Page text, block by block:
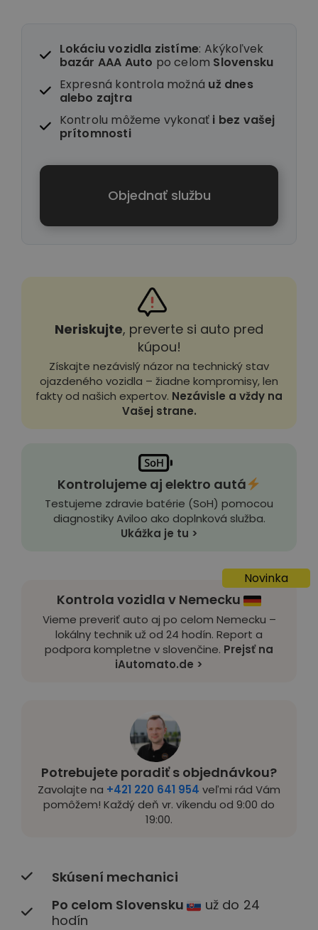
Potrebujete poradiť s objednávkou?
Zavolajte na +421 220 641 954 veľmi rád Vám
pomôžem! Každý deň vr. víkendu od 9:00 do
19:00.
Skúsení mechanici
Po celom Slovensku
už do 24
hodín
Lokáciu vozidla zistíme: Akýkoľvek
bazár AAA Auto po celom Slovensku
Expresná kontrola možná už dnes
alebo zajtra
Kontrolu môžeme vykonať i bez vašej
prítomnosti
Objednať službu
Neriskujte, preverte si auto pred
kúpou!
Získajte nezávislý názor na technický stav
ojazdeného vozidla – žiadne kompromisy, len
fakty od našich expertov. Nezávisle a vždy na
Vašej strane.
Kontrolujeme aj elektro autá
Testujeme zdravie batérie (SoH) pomocou
diagnostiky Aviloo ako doplnková služba.
Ukážka je tu >
Novinka
Kontrola vozidla v Nemecku
Vieme preveriť auto aj po celom Nemecku –
lokálny technik už od 24 hodín. Report a
podpora kompletne v slovenčine. Prejsť na
iAutomato.de >